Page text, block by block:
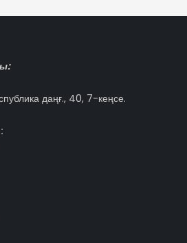
даңғ., 40, 7-кеңсе.